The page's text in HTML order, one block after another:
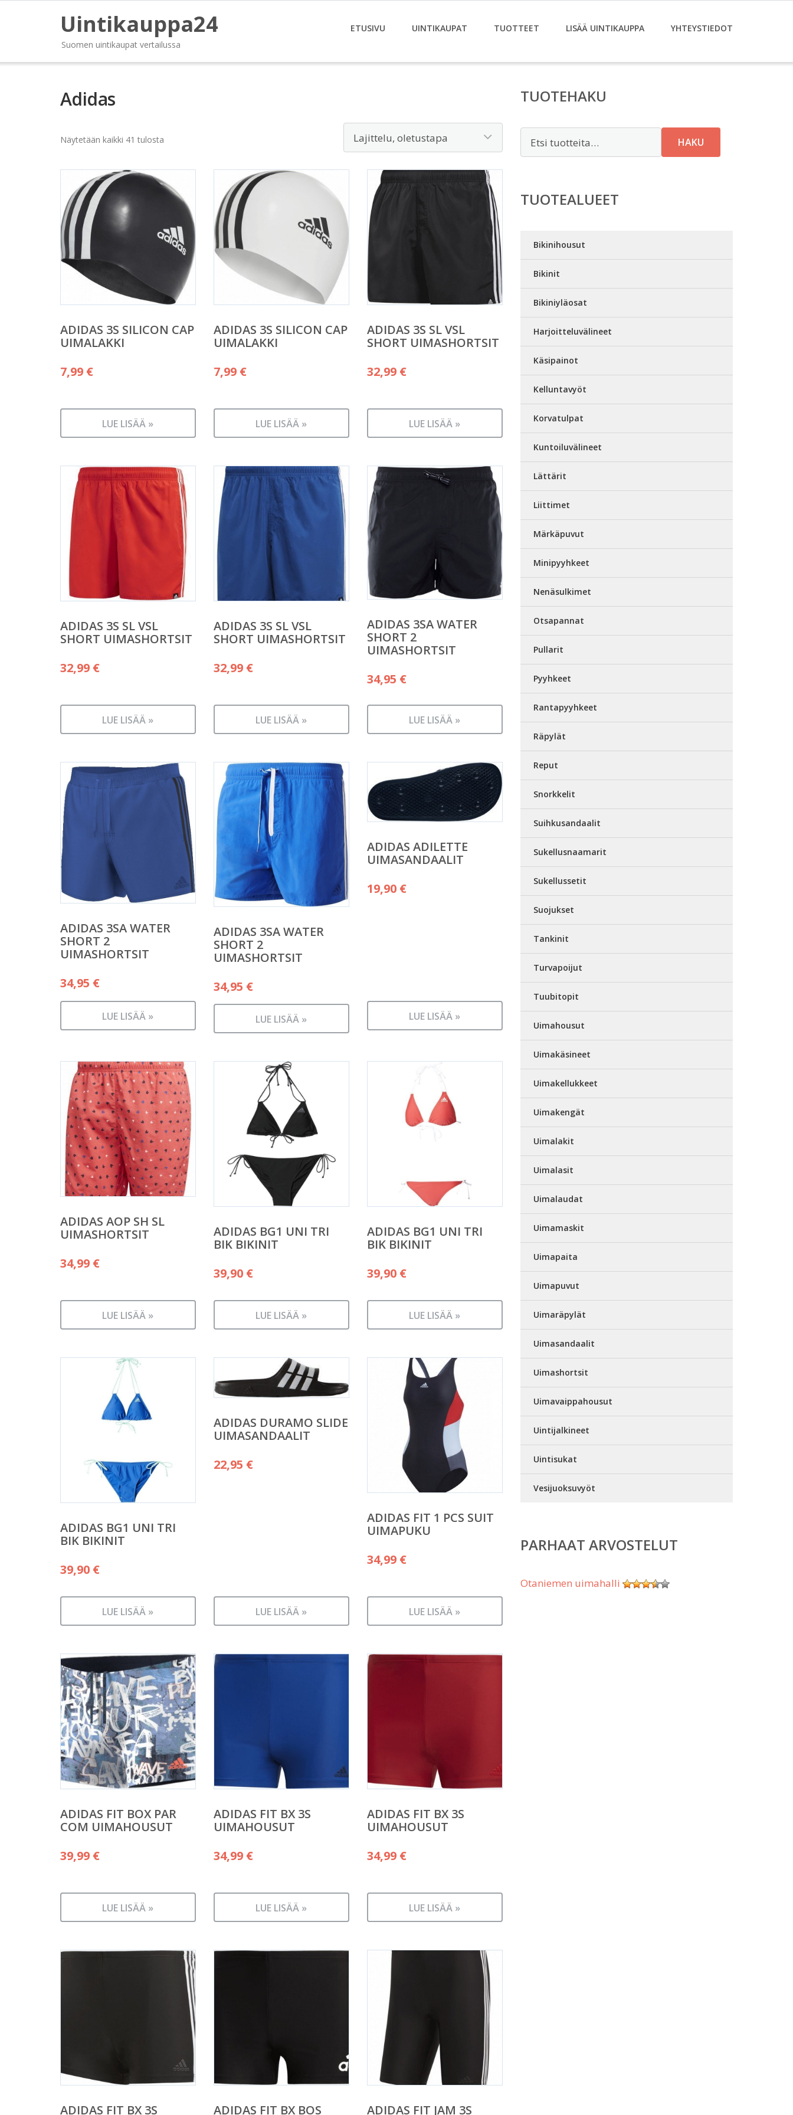
Uintikauppa24
Suomen uintikaupat vertailussa
ETUSIVU UINTIKAUPAT TUOTTEET LISÄÄ UINTIKAUPPA YHTEYSTIEDOT
Adidas
Näytetään kaikki 41 tulosta
ADIDAS 3S SILICON CAP
UIMALAKKI
7,99 €
LUE LISÄÄ »
ADIDAS 3S SILICON CAP
UIMALAKKI
7,99 €
LUE LISÄÄ »
ADIDAS 3S SL VSL
SHORT UIMASHORTSIT
32,99 €
LUE LISÄÄ »
ADIDAS 3S SL VSL
SHORT UIMASHORTSIT
32,99 €
LUE LISÄÄ »
ADIDAS 3S SL VSL
SHORT UIMASHORTSIT
32,99 €
LUE LISÄÄ »
ADIDAS 3SA WATER
SHORT 2
UIMASHORTSIT
34,95 €
LUE LISÄÄ »
ADIDAS 3SA WATER
SHORT 2
UIMASHORTSIT
34,95 €
LUE LISÄÄ »
ADIDAS 3SA WATER
SHORT 2
UIMASHORTSIT
34,95 €
LUE LISÄÄ »
ADIDAS ADILETTE
UIMASANDAALIT
19,90 €
LUE LISÄÄ »
ADIDAS AOP SH SL
UIMASHORTSIT
34,99 €
LUE LISÄÄ »
ADIDAS BG1 UNI TRI
BIK BIKINIT
39,90 €
LUE LISÄÄ »
ADIDAS BG1 UNI TRI
BIK BIKINIT
39,90 €
LUE LISÄÄ »
ADIDAS BG1 UNI TRI
BIK BIKINIT
39,90 €
LUE LISÄÄ »
ADIDAS DURAMO SLIDE
UIMASANDAALIT
22,95 €
LUE LISÄÄ »
ADIDAS FIT 1 PCS SUIT
UIMAPUKU
34,99 €
LUE LISÄÄ »
ADIDAS FIT BOX PAR
COM UIMAHOUSUT
39,99 €
LUE LISÄÄ »
ADIDAS FIT BX 3S
UIMAHOUSUT
34,99 €
LUE LISÄÄ »
ADIDAS FIT BX 3S
UIMAHOUSUT
34,99 €
LUE LISÄÄ »
ADIDAS FIT BX 3S ADIDAS FIT BX BOS ADIDAS FIT JAM 3S
TUOTEHAKU
HAKU
TUOTEALUEET
Bikinihousut
Bikinit
Bikiniyläosat
Harjoitteluvälineet
Käsipainot
Kelluntavyöt
Korvatulpat
Kuntoiluvälineet
Lättärit
Liittimet
Märkäpuvut
Minipyyhkeet
Nenäsulkimet
Otsapannat
Pullarit
Pyyhkeet
Rantapyyhkeet
Räpylät
Reput
Snorkkelit
Suihkusandaalit
Sukellusnaamarit
Sukellussetit
Suojukset
Tankinit
Turvapoijut
Tuubitopit
Uimahousut
Uimakäsineet
Uimakellukkeet
Uimakengät
Uimalakit
Uimalasit
Uimalaudat
Uimamaskit
Uimapaita
Uimapuvut
Uimaräpylät
Uimasandaalit
Uimashortsit
Uimavaippahousut
Uintijalkineet
Uintisukat
Vesijuoksuvyöt
PARHAAT ARVOSTELUT
Otaniemen uimahalli